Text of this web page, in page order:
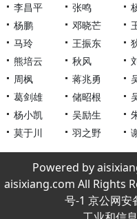
李昌平
张鸣
杨鹏
邓晓芒
马玲
王振东
熊培云
秋风
周枫
蒋兆勇
葛剑雄
储昭根
杨小凯
吴励生
莫于川
羽之野
Powered by
aisixiang.com All Rights
号-1 京公网安